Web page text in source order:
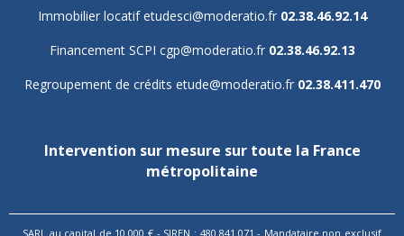
Immobilier locatifetudesci@moderatio.fr 02.38.46.92.14
Financement SCPI cgp@moderatio.fr 02.38.46.92.13
Regroupement de crédits etude@moderatio.fr 02.38.411.470
Intervention sur mesure sur toute la France
métropolitaine
SARL au capital de 10.000 € - SIREN : 480.841.071 - Mandataire non exclusif